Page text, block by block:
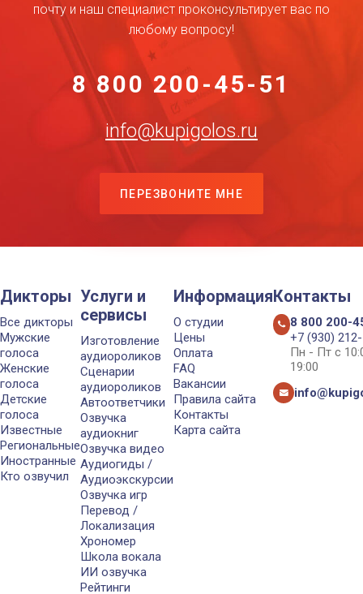
почту и наш специалист проконсультирует вас по
любому вопросу!
8 800 200-45-51
info@kupigolos.ru
ПЕРЕЗВОНИТЕ МНЕ
Дикторы
Все дикторы
Мужские
голоса
Женские
голоса
Детские
голоса
Известные
Региональные
Иностранные
Кто озвучил
Услуги и
сервисы
Изготовление
аудиороликов
Сценарии
аудиороликов
Автоответчики
Озвучка
аудиокниг
Озвучка видео
Аудиогиды /
Аудиоэкскурсии
Озвучка игр
Перевод /
Локализация
Хрономер
Школа вокала
ИИ озвучка
Рейтинги
Информация
О студии
Цены
Оплата
FAQ
Вакансии
Правила сайта
Контакты
Карта сайта
Контакты
8 800 200-
+7 (930)
Пн - Пт с
19:00